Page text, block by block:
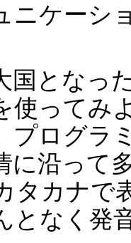
ニケーシ
国となっ
使ってみ
プログラ
に沿って
タカナで
となく発